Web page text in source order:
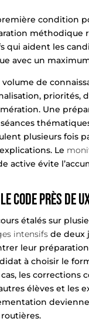
condition
méthodique
qui aident les
avec un
de
priorités,
Une
plusieurs fois
Le
évite
code près de
étalés sur
intensifs de deux
leur
à choisir le
les
élèves et les